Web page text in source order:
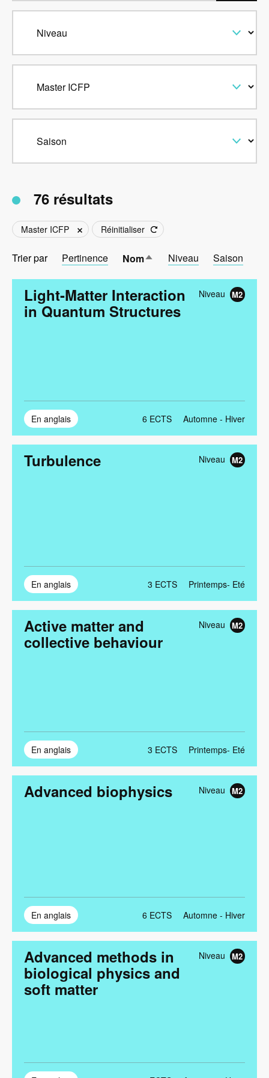
76 résultats
Master ICFP Réinitialiser
Trier par Pertinence NomTrier
ordre
décroissant
Niveau Saison
Light-Matter Interaction
in Quantum Structures
Niveau M2
En anglais 6 ECTS Automne - Hiver
Turbulence Niveau M2
En anglais 3 ECTS Printemps- Eté
Active matter and
collective behaviour
Niveau M2
En anglais 3 ECTS Printemps- Eté
Advanced biophysics Niveau M2
En anglais 6 ECTS Automne - Hiver
Advanced methods in
biological physics and
soft matter
Niveau M2